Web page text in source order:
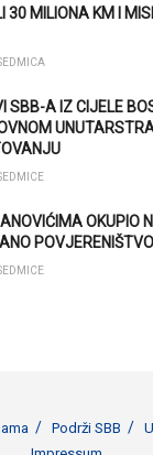
30 MILIONA KM I
SBB-A IZ CIJELE
OKUPIO
Podrži SBB